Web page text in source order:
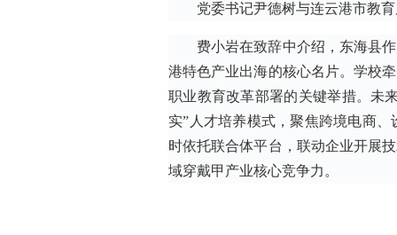
党委书记尹德树与连云港市教
费小岩在致辞中介绍，东海县
港特色产业出海的核心名片。学校
职业教育改革部署的关键举措。未
实”人才培养模式，聚焦跨境电商
时依托联合体平台，联动企业开展
域穿戴甲产业核心竞争力。